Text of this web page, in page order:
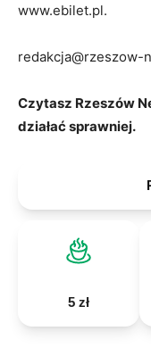
www.ebilet.pl.
redakcja@rzeszow-
Czytasz Rzeszów
działać sprawniej.
5 zł